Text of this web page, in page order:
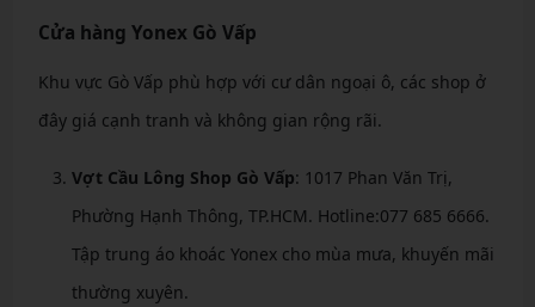
Cửa hàng Yonex Gò Vấp
Khu vực Gò Vấp phù hợp với cư dân ngoại ô, các shop ở
đây giá cạnh tranh và không gian rộng rãi.
Vợt Cầu Lông Shop Gò Vấp: 1017 Phan Văn Trị,
Phường Hạnh Thông, TP.HCM. Hotline:077 685 6666.
Tập trung áo khoác Yonex cho mùa mưa, khuyến mãi
thường xuyên.